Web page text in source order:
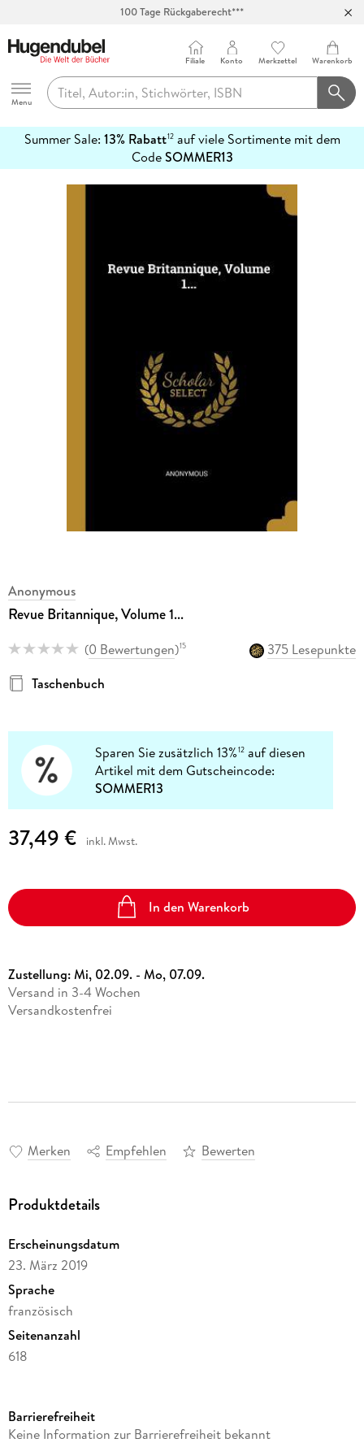
100 Tage Rückgaberecht***
Hugendubel
Menu
Filiale Konto Merkzettel Warenkorb
Summer Sale: 13% Rabatt12auf viele Sortimente mit dem
CodeSOMMER13
erfahren
Anonymous
Revue Britannique, Volume 1...
(0 Bewertungen)15
375 Lesepunkte
Taschenbuch
Sparen Sie zusätzlich 13%12 auf diesen
Artikel mit dem Gutscheincode:
SOMMER13
37,49 € inkl. Mwst.
In den Warenkorb
Zustellung:Mi, 02.09. - Mo, 07.09.
Versand in 3-4 Wochen
Versandkostenfrei
Merken Empfehlen Bewerten
Produktdetails
Erscheinungsdatum
23. März 2019
Sprache
französisch
Seitenanzahl
618
Verlag/Hersteller
Barrierefreiheit
Keine Information zur Barrierefreiheit bekannt